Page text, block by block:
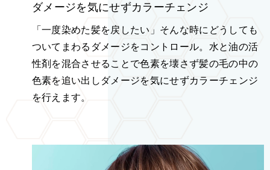
ダメージを気にせずカラーチェンジ
「一度染めた髪を戻したい」そんな時にどうしても
ついてまわるダメージをコントロール。水と油の活
性剤を混合させることで色素を壊さず髪の毛の中の
色素を追い出しダメージを気にせずカラーチェンジ
を行えます。